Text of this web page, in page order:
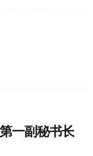
一副秘书长